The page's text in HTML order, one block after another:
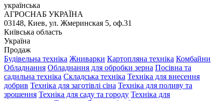
українська
АГРОСНАБ УКРАЇНА
03148, Киев, ул. Жмеринская 5, оф.31
Київська область
Україна
Продаж
Будівельна техніка Жниварки Картопляна техніка Комбайни
Обладнання Обладнання для обробки зерна Посівна та
садильна техніка Складська техніка Техніка для внесення
добрив Техніка для заготівлі сіна Техніка для поливу та
зрошення Техніка для саду та городу Техніка для